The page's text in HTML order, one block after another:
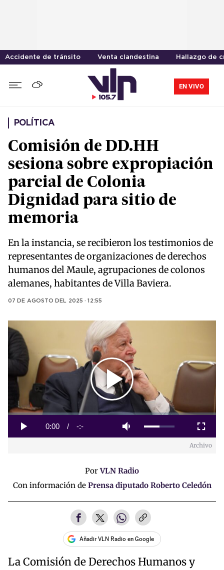
Accidente de tránsito Venta clandestina Hallazgo de
EN VIVO
POLÍTICA
Comisión de DD.HH
sesiona sobre expropiación
parcial de Colonia
Dignidad para sitio de
memoria
En la instancia, se recibieron los testimonios de
representantes de organizaciones de derechos
humanos del Maule, agrupaciones de colonos
alemanes, habitantes de Villa Baviera.
07 DE AGOSTO DEL 2025 · 12:55
Play
Video
Play Mute
Current
0:00 / Duration
-:-
Loaded:
Fullscreen
Archivo
PorVLN Radio
Con información de Prensa diputado Roberto Celedón
Añadir VLN Radio en Google
La Comisión de Derechos Humanos y